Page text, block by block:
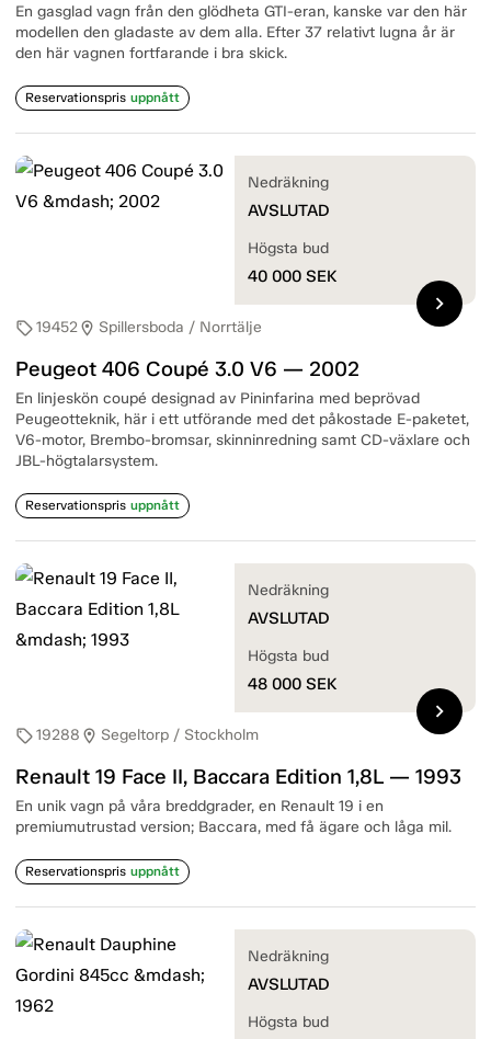
En gasglad vagn från den glödheta GTI-eran, kanske var den här
modellen den gladaste av dem alla. Efter 37 relativt lugna år är
den här vagnen fortfarande i bra skick.
Reservationspris uppnått
sell19452location_on Spillersboda / Norrtälje
Peugeot 406 Coupé 3.0 V6 — 2002
En linjeskön coupé designad av Pininfarina med beprövad
Peugeotteknik, här i ett utförande med det påkostade E-paketet,
V6-motor, Brembo-bromsar, skinninredning samt CD-växlare och
JBL-högtalarsystem.
Reservationspris uppnått
Nedräkning
AVSLUTAD
Högsta bud
40 000 SEK
chevron_right
sell19288 location_on Segeltorp / Stockholm
Renault 19 Face II, Baccara Edition 1,8L — 1993
En unik vagn på våra breddgrader, en Renault 19 i en
premiumutrustad version; Baccara, med få ägare och låga mil.
Reservationspris uppnått
Nedräkning
AVSLUTAD
Högsta bud
48 000 SEK
chevron_right
Nedräkning
AVSLUTAD
Högsta bud